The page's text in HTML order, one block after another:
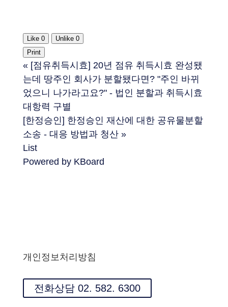
Like 0 Unlike 0
Print
« [점유취득시효] 20년 점유 취득시효 완성됐
는데 땅주인 회사가 분할됐다면? "주인 바뀌
었으니 나가라고요?" - 법인 분할과 취득시효
대항력 구별
[한정승인] 한정승인 재산에 대한 공유물분할
소송 - 대응 방법과 청산 »
List
Powered by KBoard
개인정보처리방침
전화상담 02. 582. 6300